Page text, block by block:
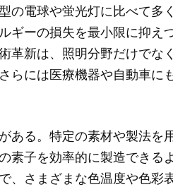
の電球や蛍光灯に比べて多
ギーの損失を最小限に抑え
革新は、照明分野だけでな
らには医療機器や自動車に
ある。特定の素材や製法を
素子を効率的に製造できる
、さまざまな色温度や色彩